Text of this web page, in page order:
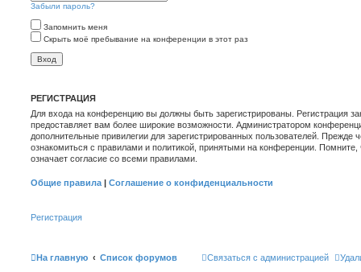
Забыли пароль?
Запомнить меня
Скрыть моё пребывание на конференции в этот раз
РЕГИСТРАЦИЯ
Для входа на конференцию вы должны быть зарегистрированы. Регистрация
предоставляет вам более широкие возможности. Администратором
дополнительные привилегии для зарегистрированных пользователей. Прежде
ознакомиться с правилами и политикой, принятыми на конференции.
означает согласие со всеми правилами.
Общие правила | Соглашение о конфиденциальности
Регистрация
На главную Список форумов Связаться с администрацией